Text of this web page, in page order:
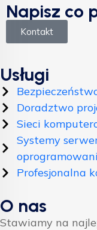
Napisz co
Kontakt
Usługi
Doradztwo
Sieci
Systemy
Profesjonalna
O nas
Stawiamy na